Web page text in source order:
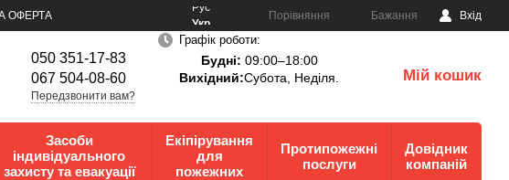
ОФЕРТА
Рус
Укр
Порівняння Бажання Вхід
050 351-17-83
067 504-08-60
Передзвонити вам?
Графік роботи:
Будні: 09:00–18:00
Вихідний:Субота, Неділя. Мій кошик
Засоби
індивідуального
захисту та евакуації
Екіпірування
для
пожежних
Протипожежні
послуги
Довідник
компаній